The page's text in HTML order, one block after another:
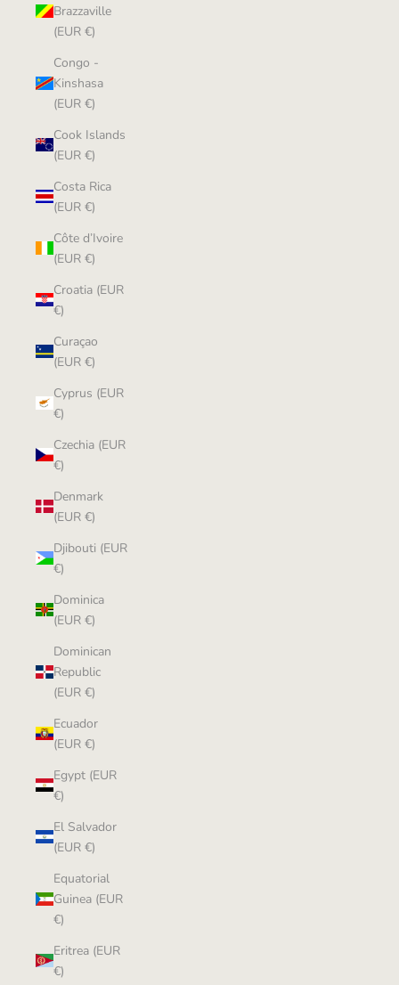
Brazzaville
(EUR €)
Congo -
Kinshasa
(EUR €)
Cook Islands
(EUR €)
Costa Rica
(EUR €)
Côte d’Ivoire
(EUR €)
Croatia (EUR
€)
Curaçao
(EUR €)
Cyprus (EUR
€)
Czechia (EUR
€)
Denmark
(EUR €)
Djibouti (EUR
€)
Dominica
(EUR €)
Dominican
Republic
(EUR €)
Ecuador
(EUR €)
Egypt (EUR
€)
El Salvador
(EUR €)
Equatorial
Guinea (EUR
€)
Eritrea (EUR
€)